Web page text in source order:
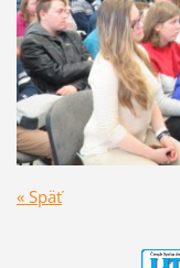
« Späť